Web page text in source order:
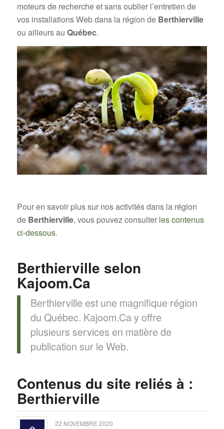
moteurs de recherche et sans oublier l’entretien de
vos installations Web dans la région de Berthierville
ou ailleurs au Québec.
Pour en savoir plus sur nos activités dans la région
de Berthierville, vous pouvez consulter les contenus
ci-dessous.
Berthierville selon
Kajoom.Ca
Berthierville est une magnifique région
du Québec. Kajoom.Ca y offre
plusieurs services en matière de
publication sur le Web.
Contenus du site reliés à :
Berthierville
22 NOVEMBRE 2020